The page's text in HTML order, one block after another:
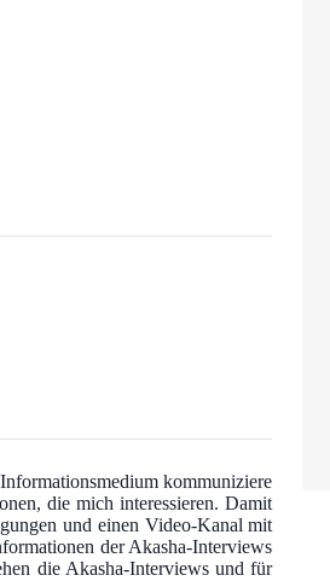
kommuniziere
die mich interessieren. Damit
und einen Video-Kanal mit
der Akasha-Interviews
die Akasha-Interviews und für